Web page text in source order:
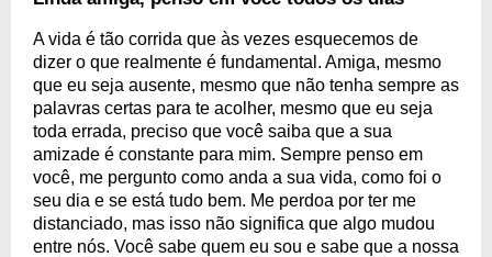
A vida é tão corrida que às vezes esquecemos de
dizer o que realmente é fundamental. Amiga, mesmo
que eu seja ausente, mesmo que não tenha sempre as
palavras certas para te acolher, mesmo que eu seja
toda errada, preciso que você saiba que a sua
amizade é constante para mim. Sempre penso em
você, me pergunto como anda a sua vida, como foi o
seu dia e se está tudo bem. Me perdoa por ter me
distanciado, mas isso não significa que algo mudou
entre nós. Você sabe quem eu sou e sabe que a nossa